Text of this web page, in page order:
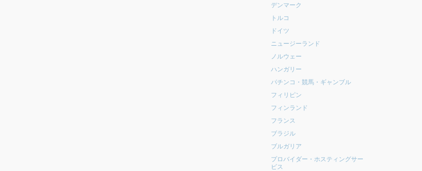
デンマーク
トルコ
ドイツ
ニュージーランド
ノルウェー
ハンガリー
パチンコ・競馬・ギャンブル
フィリピン
フィンランド
フランス
ブラジル
ブルガリア
プロバイダー・ホスティングサー
ビス